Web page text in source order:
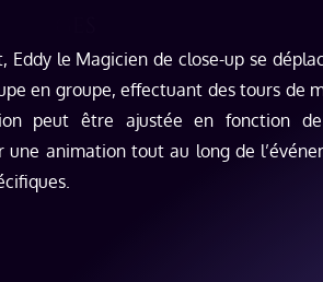
Eddy le Magicien de close-up se
en groupe, effectuant des tours de
peut être ajustée en fonction
une animation tout au long de